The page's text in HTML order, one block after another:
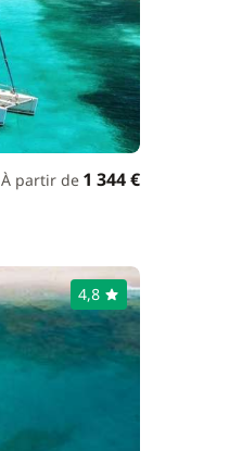
À partir de 1 344 €
4,8